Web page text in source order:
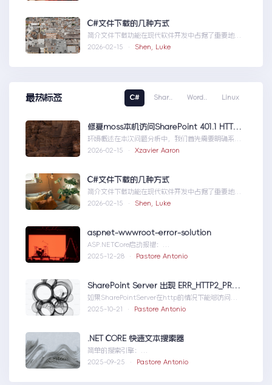
C#文件下载的几种方式
简介文件下载功能在现代软件开发中占据了重要地
位，无论是为用户提供资源、分发文档，还是实现数
2026-02-15 · Shen, Luke
最热标签 C# Shar.. Word.. Linux
修复moss本机访问SharePoint 401.1 HTTP错误
环境概述在本次问题分析中，我们首先需要明确系统
的运行环境。了解环境配置不仅能帮助我们定位问
2026-02-15 · Xzavier Aaron
C#文件下载的几种方式
简介文件下载功能在现代软件开发中占据了重要地
位，无论是为用户提供资源、分发文档，还是实现数
2026-02-15 · Shen, Luke
aspnet-wwwroot-error-solution
ASP.NETCore启动报错：
DirectoryNotFoundExceptionwwwroo...aspnet-
2025-12-28 · Pastore Antonio
SharePoint Server 出现 ERR_HTTP2_PROTOCOL_ERROR
如果SharePointServer在http的情况下能够访问，
但是在https下不能访问报错如...SharePointServer
2025-10-21 · Pastore Antonio
.NET CORE 快速文本搜索器
简单的搜索引擎：
usingSystem;usingSystem.Collections.Gen....N
2025-09-25 · Pastore Antonio